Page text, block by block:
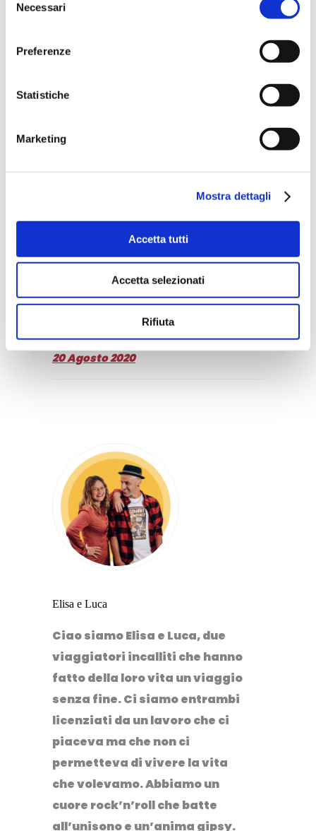
delNecessari
Preferenze
Statistiche
Marketing
Mostra dettagli
Accetta tutti
Accetta selezionati
Rifiuta
scritto in collaborazione con Stikets
espresse in questo post sono frutto
viaggio.
LinkedIn
0 0
ELISA E LUCA
20 Agosto 2020
Elisa e Luca
Ciao siamo Elisa e Luca, due
viaggiatori incalliti che hanno
fatto della loro vita un viaggio
senza fine. Ci siamo entrambi
licenziati da un lavoro che ci
piaceva ma che non ci
permetteva di vivere la vita
che volevamo. Abbiamo un
cuore rock’n’roll che batte
all’unisono e un’anima gipsy.